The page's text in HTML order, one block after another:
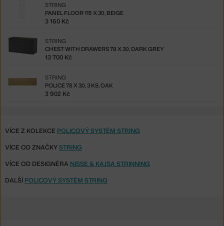
PANEL FLOOR 115 X 30, BEIGE
STRING
3 160 Kč
CHEST WITH DRAWERS 78 X 30, DARK GREY
STRING
13 700 Kč
POLICE 78 X 30, 3 KS, OAK
STRING
3 902 Kč
VÍCE Z KOLEKCE POLICOVÝ SYSTÉM STRING
VÍCE OD ZNAČKYSTRING
VÍCE OD DESIGNÉRA NISSE & KAJSA STRINNING
DALŠÍ POLICOVÝ SYSTÉM STRING